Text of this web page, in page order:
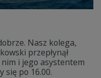
Nasz kolega,
przepłynął
i jego asystentem
się po 16.00.